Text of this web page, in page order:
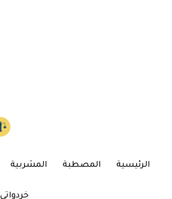
الرئيسية المصطبة المشربية
خردواتي